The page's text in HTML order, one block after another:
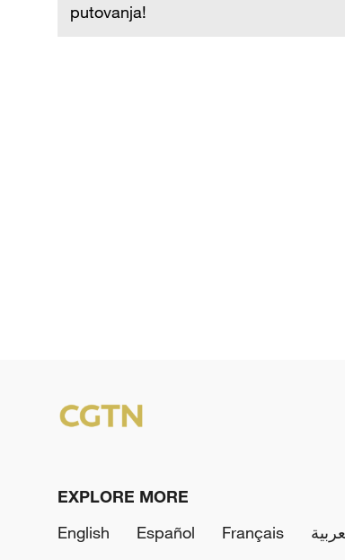
putovanja!
EXPLORE MORE
English
Español Français